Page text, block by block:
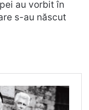
au vorbit în
s-au născut